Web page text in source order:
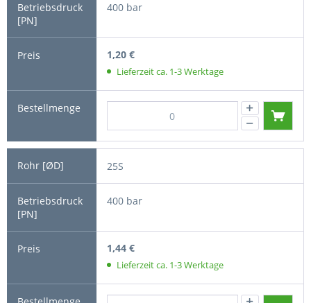
400 bar
1,20 €
Lieferzeit ca. 1-3 Werktage
25S
400 bar
1,44 €
Lieferzeit ca. 1-3 Werktage